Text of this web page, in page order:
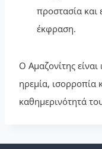
προστασία και
έκφραση.
Ο Αμαζονίτης
ηρεμία, ισορροπία
καθημερινότητά